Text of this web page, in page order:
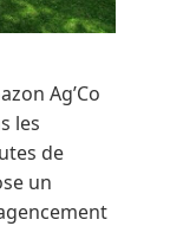
Ag’Co
les
de
un